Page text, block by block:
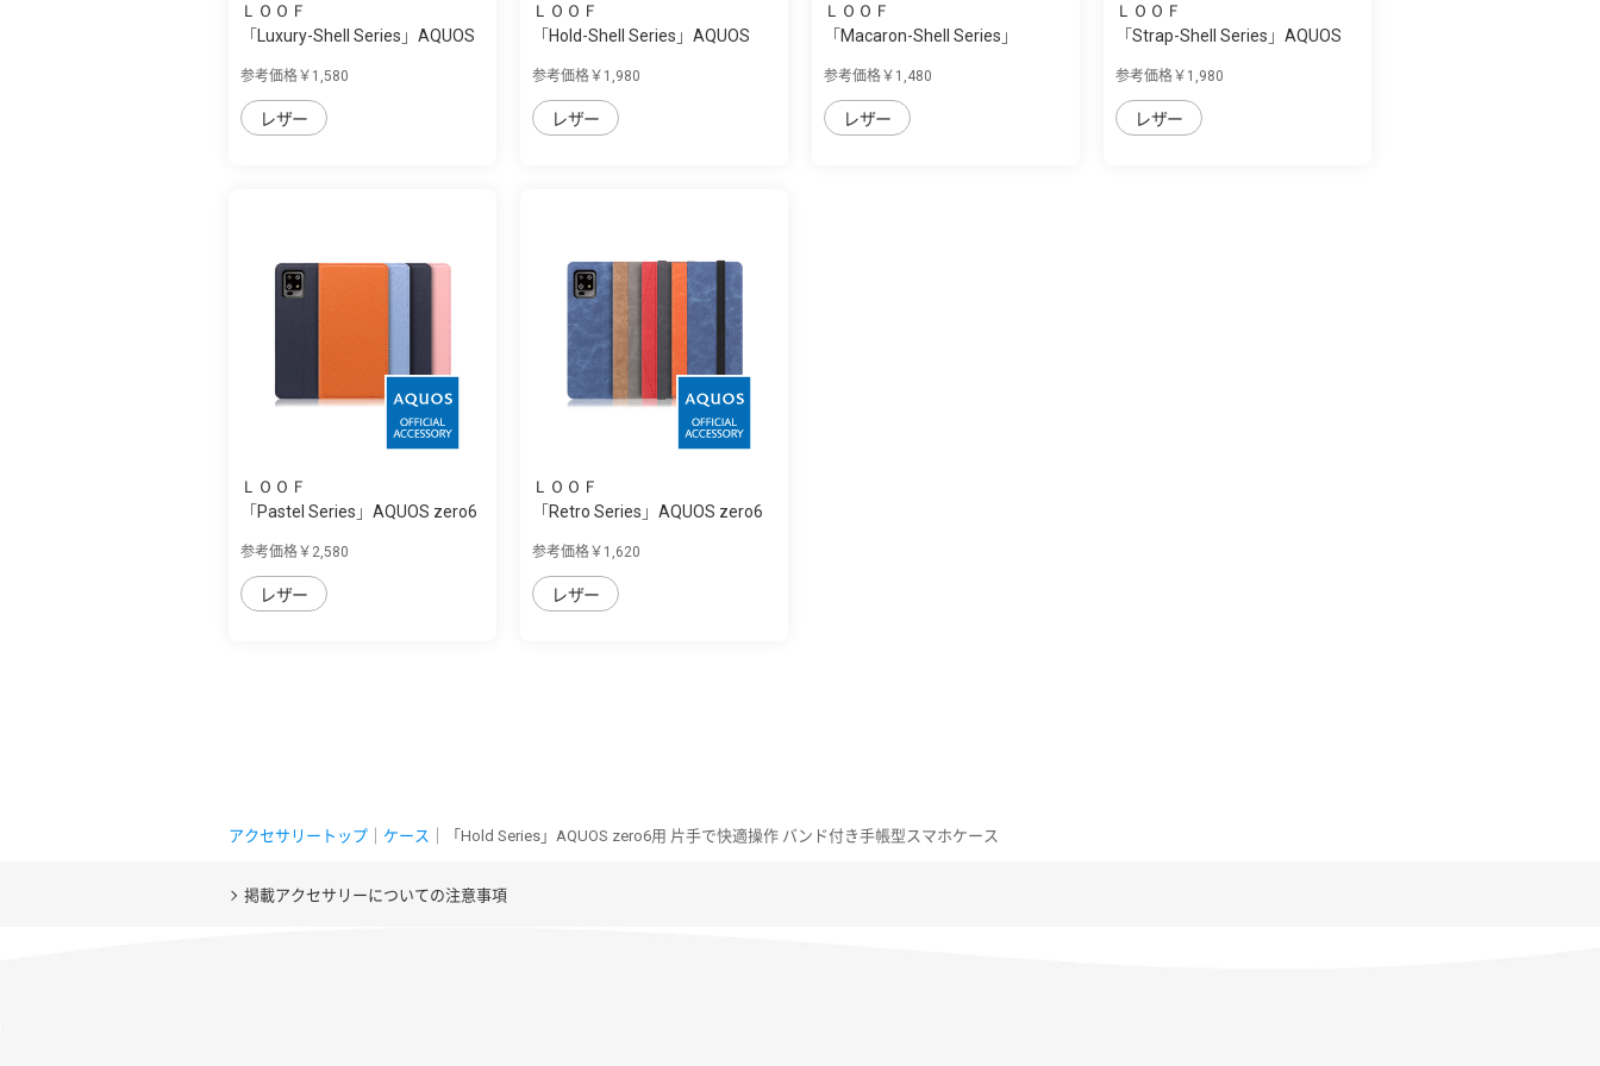
ＬＯＯＦ
「Luxury-Shell Series」AQUOS
参考価格￥1,580
レザー
ＬＯＯＦ
「Hold-Shell Series」AQUOS
参考価格￥1,980
レザー
ＬＯＯＦ
「Macaron-Shell Series」
参考価格￥1,480
レザー
ＬＯＯＦ
「Strap-Shell Series」AQUOS
参考価格￥1,980
レザー
ＬＯＯＦ
「Pastel Series」AQUOS zero6
参考価格￥2,580
レザー
ＬＯＯＦ
「Retro Series」AQUOS zero6
参考価格￥1,620
レザー
アクセサリートップ ケース ｜「Hold Series」AQUOS zero6用 片手で快適操作 バンド付き手帳型スマホケース
掲載アクセサリーについての注意事項